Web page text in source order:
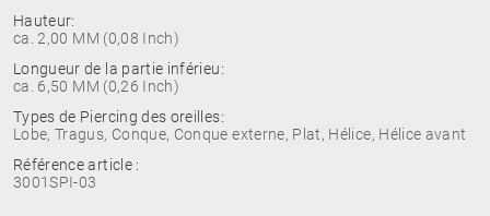
Hauteur:
ca. 2,00 MM (0,08 Inch)
Longueur de la partie inférieu:
ca. 6,50 MM (0,26 Inch)
Types de Piercing des oreilles:
Lobe, Tragus, Conque, Conque externe, Plat, Hélice, Hélice avant
Référence article :
3001SPI-03